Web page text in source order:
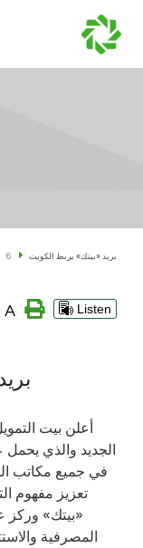
6
بريد «بيتك» يربط الكويت
A Listen
أعلن بيت
الجديد والذي يحمل
في جميع مكاتب
تعزيز مفهوم
«بيتك» وركز
المصرفية